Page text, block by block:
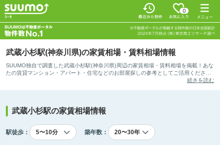
0
武蔵小杉駅(神奈川県)の家賃相場・賃料相場情報
SUUMO独自で調査した武蔵小杉駅(神奈川県)周辺の家賃相場・賃料相場を掲載！あな
たの賃貸マンション・アパート・住宅などのお部屋探しの参考としてご活用くださ
続きを読む
武蔵小杉駅の家賃相場情報
駅徒歩： 築年数：